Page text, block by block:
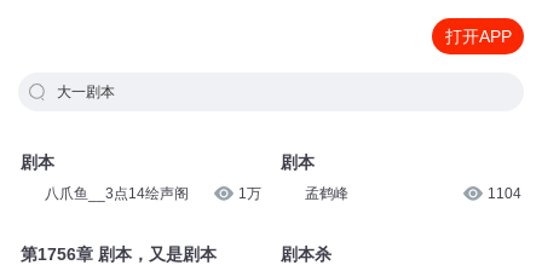
打开APP
大一剧本
剧本
八爪鱼__3点14绘声阁 1万
第1756章 剧本，又是剧本
剧本
孟鹤峰 1104
剧本杀